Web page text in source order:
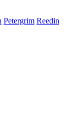
Petergrim Reedin